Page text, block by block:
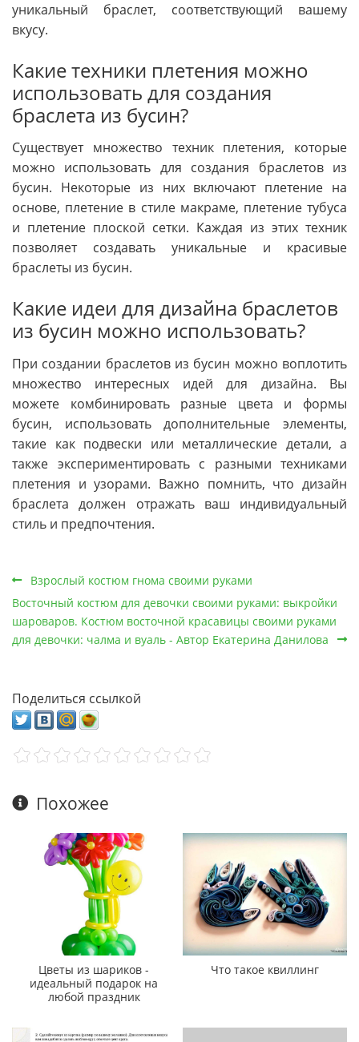
уникальный браслет, соответствующий вашему
вкусу.
Какие техники плетения можно
использовать для создания
браслета из бусин?
Существует множество техник плетения, которые
можно использовать для создания браслетов из
бусин. Некоторые из них включают плетение на
основе, плетение в стиле макраме, плетение тубуса
и плетение плоской сетки. Каждая из этих техник
позволяет создавать уникальные и красивые
браслеты из бусин.
Какие идеи для дизайна браслетов
из бусин можно использовать?
При создании браслетов из бусин можно воплотить
множество интересных идей для дизайна. Вы
можете комбинировать разные цвета и формы
бусин, использовать дополнительные элементы,
такие как подвески или металлические детали, а
также экспериментировать с разными техниками
плетения и узорами. Важно помнить, что дизайн
браслета должен отражать ваш индивидуальный
стиль и предпочтения.
Взрослый костюм гнома своими руками
Восточный костюм для девочки своими руками: выкройки
шароваров. Костюм восточной красавицы своими руками
для девочки: чалма и вуаль - Автор Екатерина Данилова
Поделиться ссылкой
Похожее
Цветы из шариков -
идеальный подарок на
любой праздник
Что такое квиллинг